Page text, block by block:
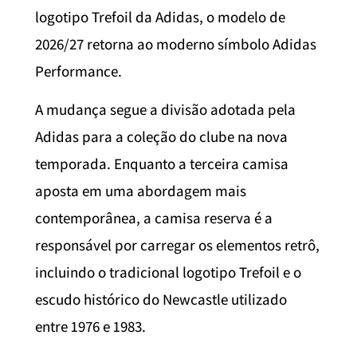
logotipo Trefoil da Adidas, o modelo de
2026/27 retorna ao moderno símbolo Adidas
Performance.
A mudança segue a divisão adotada pela
Adidas para a coleção do clube na nova
temporada. Enquanto a terceira camisa
aposta em uma abordagem mais
contemporânea, a camisa reserva é a
responsável por carregar os elementos retrô,
incluindo o tradicional logotipo Trefoil e o
escudo histórico do Newcastle utilizado
entre 1976 e 1983.